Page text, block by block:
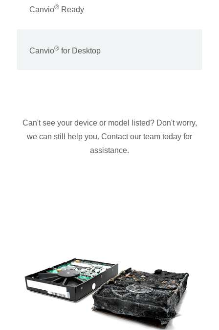
Canvio® Ready
Canvio® for Desktop
Can't see your device or model listed? Don't worry,
we can still help you. Contact our team today for
assistance.